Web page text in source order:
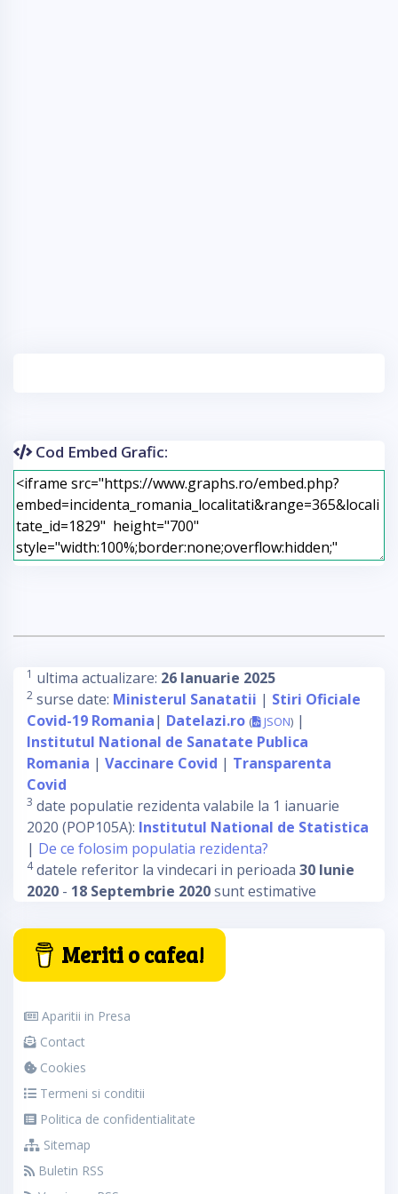
Cod Embed Grafic:
1 ultima actualizare: 26 Ianuarie 2025
2 surse date: Ministerul Sanatatii | Stiri Oficiale
Covid-19 Romania| Datelazi.ro ( JSON) |
Institutul National de Sanatate Publica
Romania | Vaccinare Covid | Transparenta
Covid
3 date populatie rezidenta valabile la 1 ianuarie
2020 (POP105A): Institutul National de Statistica
| De ce folosim populatia rezidenta?
4datele referitor la vindecari in perioada 30 Iunie
2020 - 18 Septembrie 2020sunt estimative
Meriti o cafea!
Aparitii in Presa
Contact
Cookies
Termeni si conditii
Politica de confidentialitate
Sitemap
Buletin RSS